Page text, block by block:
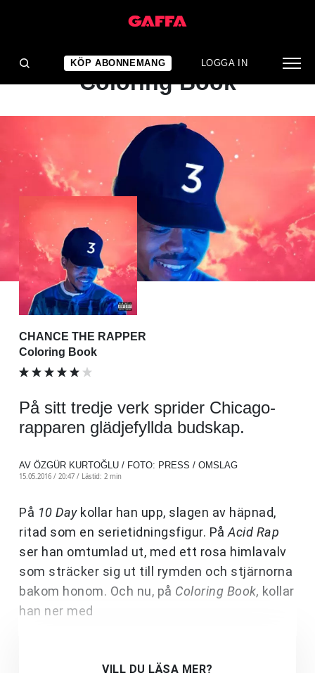
KÖP ABONNEMANG LOGGA IN
ALBUMRECENSION
Chance The Rapper:
Coloring Book
CHANCE THE RAPPER
Coloring Book
På sitt tredje verk sprider Chicago-
rapparen glädjefyllda budskap.
AV ÖZGÜR KURTOĞLU / FOTO: PRESS / OMSLAG
15.05.2016 / 20:47 / Lästid: 2 min
På 10 Daykollar han upp, slagen av häpnad,
ritad som en serietidningsfigur. På Acid Rap
ser han omtumlad ut, med ett rosa himlavalv
som sträcker sig ut till rymden och stjärnorna
bakom honom. Och nu, på Coloring Book, kollar
han ner med
VILL DU LÄSA MER?